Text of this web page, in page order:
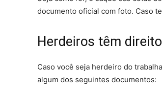
documento oficial com foto. Caso
Herdeiros têm direito
Caso você seja herdeiro do
algum dos seguintes documentos: